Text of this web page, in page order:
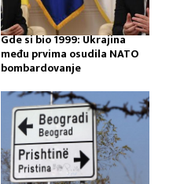
Gde si bio 1999: Ukrajina
među prvima osudila NATO
bombardovanje